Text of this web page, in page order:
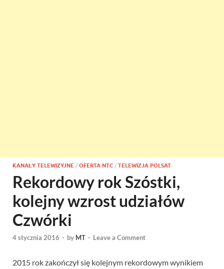
KANAŁY TELEWIZYJNE / OFERTA NTC / TELEWIZJA POLSAT
Rekordowy rok Szóstki,
kolejny wzrost udziałów
Czwórki
4 stycznia 2016 - by MT - Leave a Comment
2015 rok zakończył się kolejnym rekordowym wynikiem